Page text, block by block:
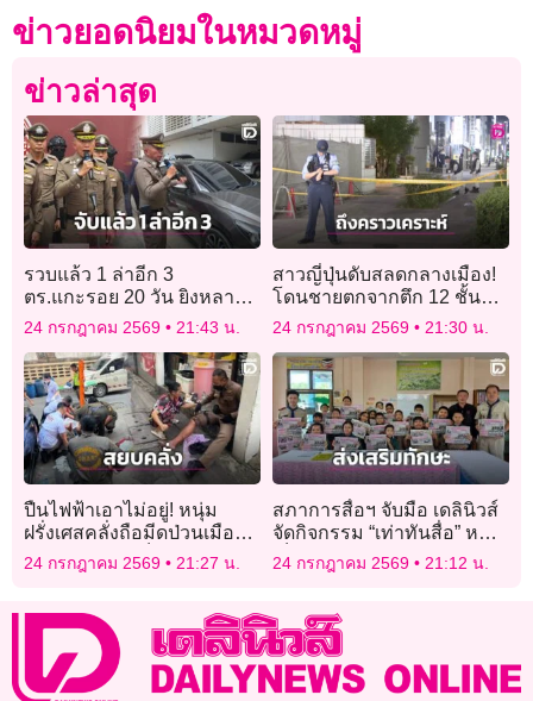
ข่าวยอดนิยมในหมวดหมู่
ข่าวล่าสุด
รวบแล้ว 1 ล่าอีก 3
ตร.แกะรอย 20 วัน ยิงหลาน
อดีตนายกอ้อมน้อย คาใจปม
แค้นต่างสถาบัน
24 กรกฎาคม 2569 21:43 น.
สาวญี่ปุ่นดับสลดกลางเมือง!
โดนชายตกจากตึก 12 ชั้น
หล่นทับร่างพอดีขณะเดิน
เที่ยวกับเพื่อน
24 กรกฎาคม 2569 21:30 น.
ปืนไฟฟ้าเอาไม่อยู่! หนุ่ม
ฝรั่งเศสคลั่งถือมีดป่วนเมือง
ฟันขาตร.บาดเจ็บ ก่อนโดน
ยิงสกัดรวบตัว
24 กรกฎาคม 2569 21:27 น.
สภาการสื่อฯ จับมือ เดลินิวส์
จัดกิจกรรม “เท่าทันสื่อ” หนุน
เด็กคิดวิเคราะห์ รู้ทัน
มิจฉาชีพ ส่งเสริมการอ่าน
24 กรกฎาคม 2569 21:12 น.